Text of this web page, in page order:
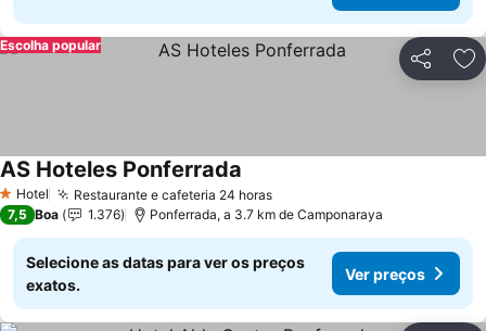
Partilhar
Escolha popular
1 Estrelas
Hotel Restaurante e cafeteria 24 horas
AS Hoteles Ponferrada
7,5 Boa 1.376 Ponferrada, a 3.7 km de Camponaraya
Selecione as datas para ver os preços
exatos.
Ver preços